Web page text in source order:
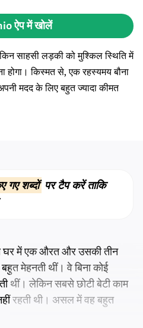
ऐप में खोलें
साहसी लड़की को मुश्किल स्थिति में
होगा। किस्मत से, एक रहस्यमय बौना
मदद के लिए बहुत ज्यादा कीमत
गए शब्दोंपर टैप करें ताकि
घर में एक औरत और उसकी तीन
बहुत मेहनती थीं। वे बिना कोई
थीं। लेकिन सबसे छोटी बेटी काम
रहती थी। असल में वह बहुत